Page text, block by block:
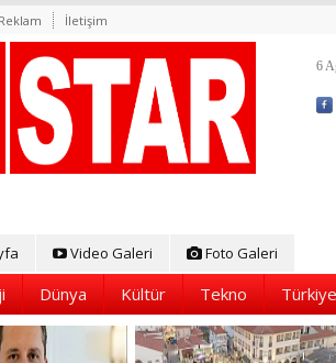
Reklam İletişim
6
Video Galeri Foto Galeri
Dünya Kültür Tekno